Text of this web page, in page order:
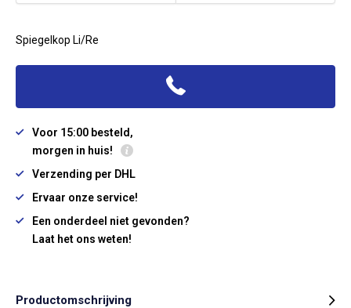
Spiegelkop Li/Re
Voor 15:00 besteld,
morgen in huis!
Verzending per DHL
Ervaar onze service!
Een onderdeel niet gevonden?
Laat het ons weten!
Productomschrijving